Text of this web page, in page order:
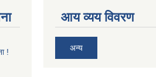
!
आय व्यय विवरण
अन्य